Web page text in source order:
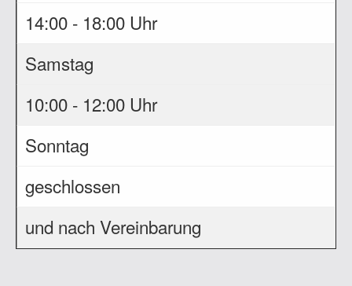
14:00 - 18:00 Uhr
Samstag
10:00 - 12:00 Uhr
Sonntag
geschlossen
und nach Vereinbarung